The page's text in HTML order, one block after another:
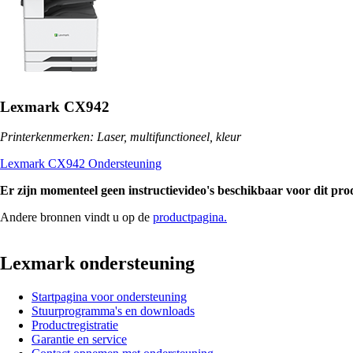
Lexmark CX942
Printerkenmerken: Laser, multifunctioneel, kleur
Lexmark CX942 Ondersteuning
Er zijn momenteel geen instructievideo's beschikbaar voor dit
Andere bronnen vindt u op de productpagina.
Lexmark ondersteuning
Startpagina voor ondersteuning
Stuurprogramma's en downloads
Productregistratie
Garantie en service